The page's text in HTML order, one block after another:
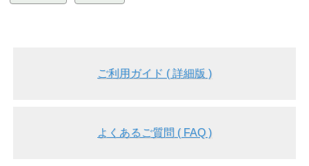
ご利用ガイド ( 詳細版 )
よくあるご質問 ( FAQ )